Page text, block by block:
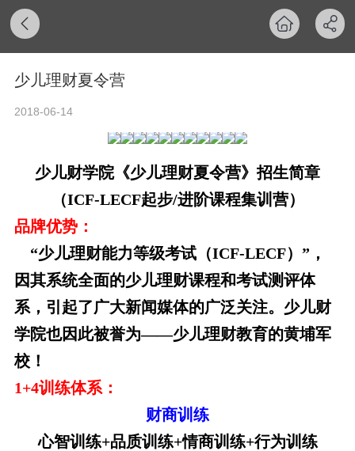
少儿理财夏令营
2018-06-14
少儿财学院《少儿理财夏令营》招生简章
（ICF-LECF起步/进阶课程集训营）
品牌优势：
“少儿理财能力等级考试（ICF-LECF）”，
因其系统全面的少儿理财课程和考试测评体
系，引起了广大新闻媒体的广泛关注。少儿财
学院也因此被誉为——少儿理财教育的黄埔军
校！
1+4训练体系：
财商训练
心智训练+品质训练+情商训练+行为训练